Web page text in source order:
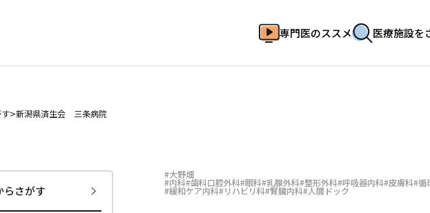
専門医のススメ 医療施設を
イベント
お気に入り登録一覧
>新潟県済生会 三条病院
#大野畑
#内科#歯科口腔外科#眼科#乳腺外科#整形外科#呼吸器内科#皮膚科#循
#緩和ケア内科#リハビリ科#腎臓内科#人間ドック
らさがす